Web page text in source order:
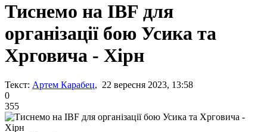
Тиснемо на IBF для
організації бою Усика та
Хрговича - Хірн
Текст: Артем Карабец, 22 вересня 2023, 13:58
0
355